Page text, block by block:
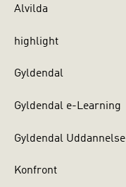
Alvilda
highlight
Gyldendal
Gyldendal e-Learning
Gyldendal Uddannelse
Konfront